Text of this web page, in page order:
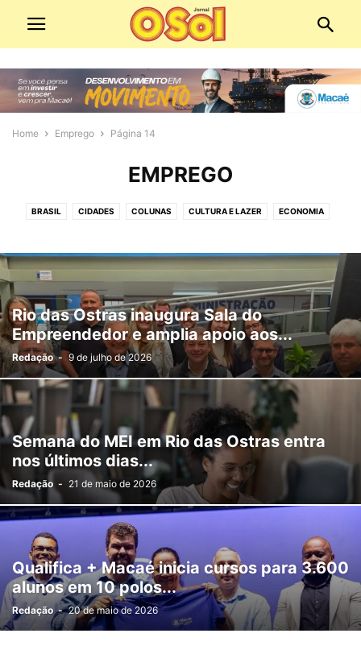
Home Emprego Página 14
EMPREGO
BRASIL CIDADES COLUNAS CULTURA E LAZER ECONOMIA
EMPREGO ESPIRITUALIDADE ESPORTE MEIO AMBIENTE
MOBILIDADE URBANA PANORAMA POLÍTICO PATROCINADO
POLICIAL POLÍTICA SAÚDE SERVIÇOS PÚBLICOS SOCIAL
TECNOLOGIA VÍDEO
Rio das Ostras inaugura Sala do
Empreendedor e amplia apoio aos...
Redação - 9 de julho de 2026
Semana do MEI em Rio das Ostras entra
nos últimos dias...
Redação - 21 de maio de 2026
Qualifica + Macaé inicia cursos para 3.600
alunos em 10 polos...
Redação - 20 de maio de 2026